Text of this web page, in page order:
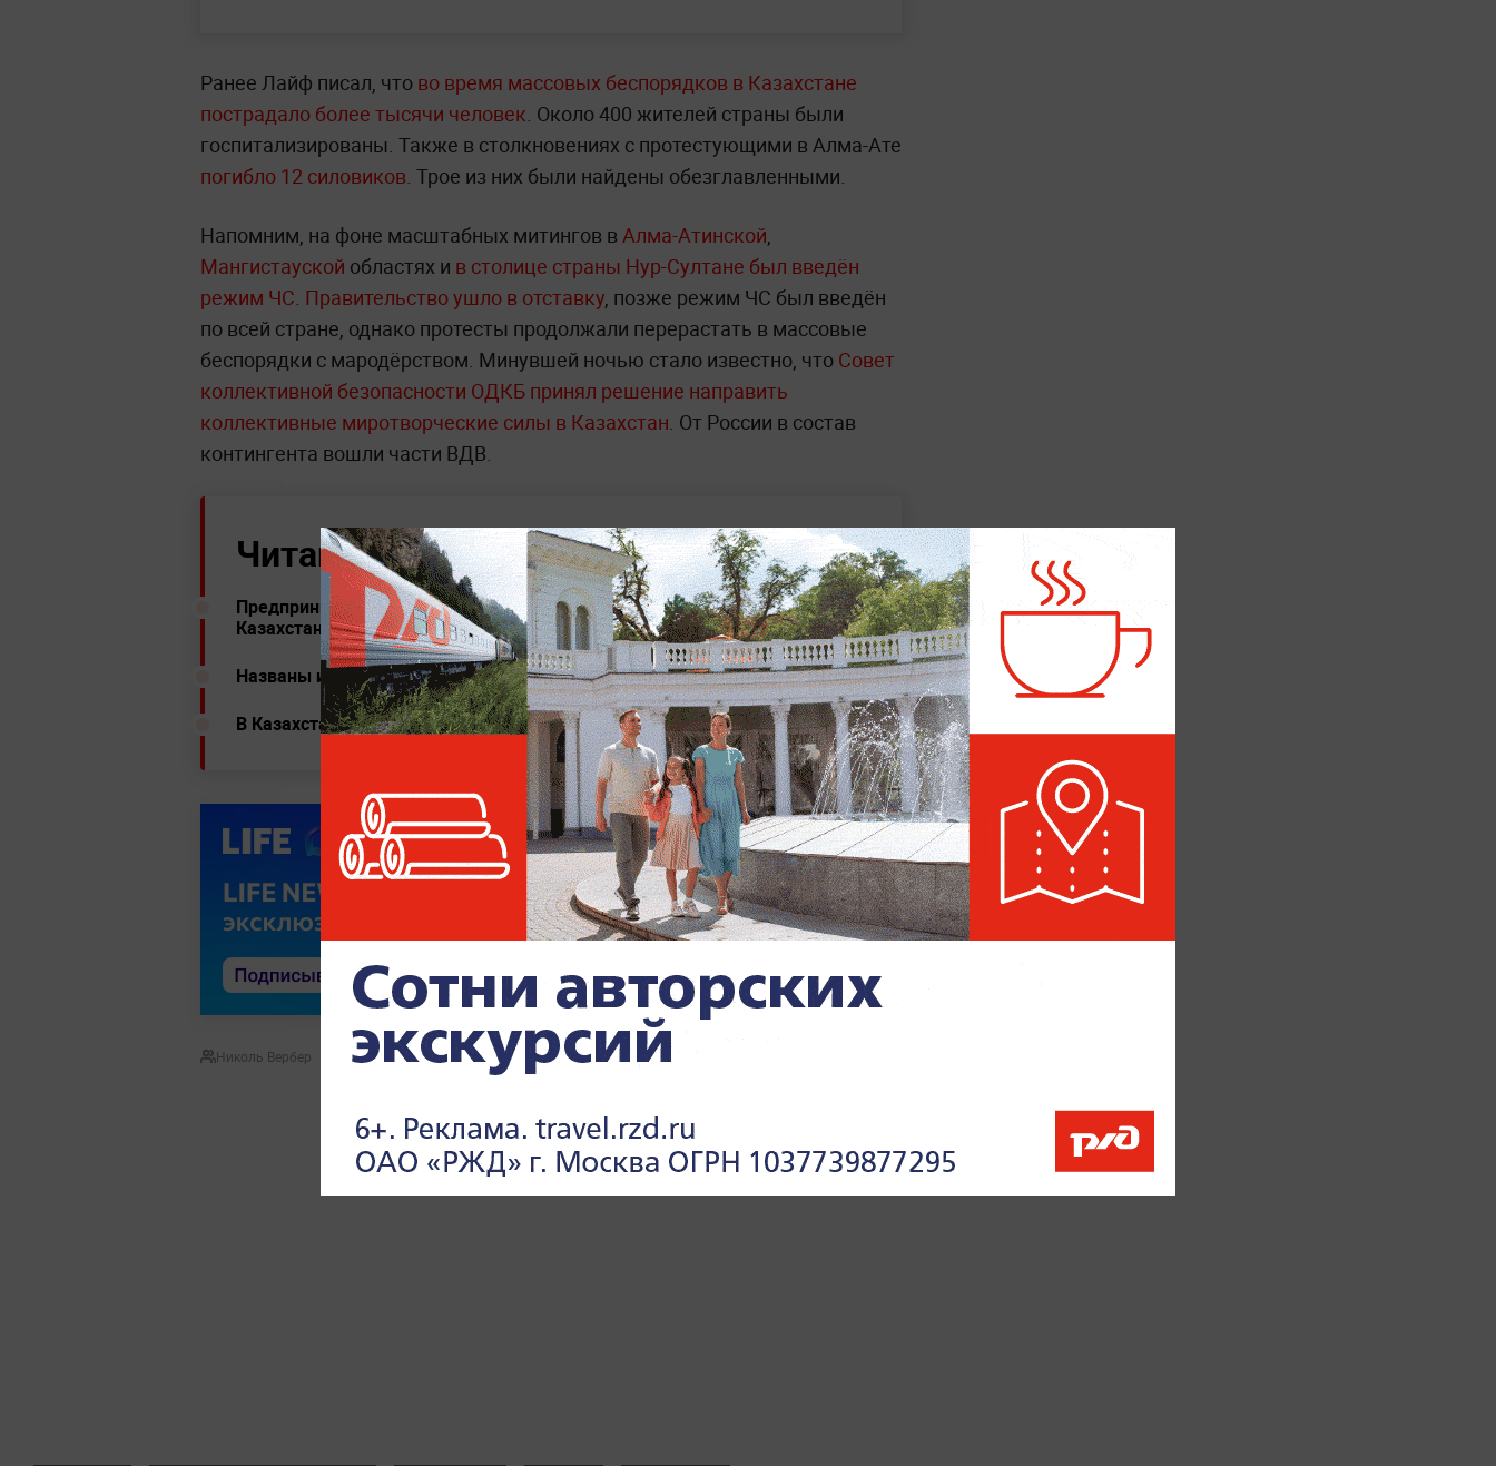
Ранее Лайф писал, что во время массовых беспорядков в Казахстане
пострадало более тысячи человек. Около 400 жителей страны были
госпитализированы. Также в столкновениях с протестующими в Алма-Ате
погибло 12 силовиков. Трое из них были найдены обезглавленными.
Напомним, на фоне масштабных митингов в Алма-Атинской,
Мангистауской областях и в столице страны Нур-Султане был введён
режим ЧС. Правительство ушло в отставку, позже режим ЧС был введён
по всей стране, однако протесты продолжали перерастать в массовые
беспорядки с мародёрством. Минувшей ночью стало известно, что Совет
коллективной безопасности ОДКБ принял решение направить
коллективные миротворческие силы в Казахстан. От России в состав
контингента вошли части ВДВ.
Читайте ещё:
Предприниматели оценили ущерб от массовых беспорядков в
Казахстане в десятки миллиардов тенге
Названы имена самых популярных политиков Петербурга в 2021 году
В Казахстане ввели госрегулирование цен на топливо на 180 дней
Николь Вербер